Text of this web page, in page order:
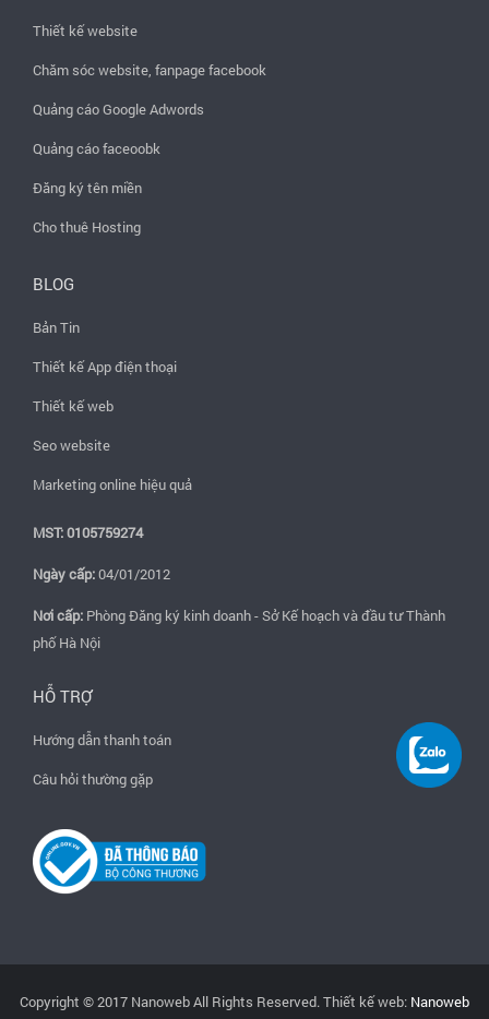
Thiết kế website
Chăm sóc website, fanpage facebook
Quảng cáo Google Adwords
Quảng cáo faceoobk
Đăng ký tên miền
Cho thuê Hosting
BLOG
Bản Tin
Thiết kế App điện thoại
Thiết kế web
Seo website
Marketing online hiệu quả
MST: 0105759274
Ngày cấp:04/01/2012
Nơi cấp: Phòng Đăng ký kinh doanh - Sở Kế hoạch và đầu tư Thành
phố Hà Nội
HỖ TRỢ
Hướng dẫn thanh toán
Câu hỏi thường gặp
Copyright © 2017 Nanoweb All Rights Reserved. Thiết kế web: Nanoweb